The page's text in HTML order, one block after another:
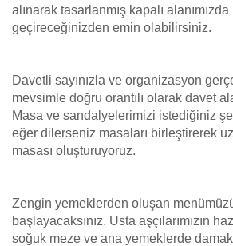
alınarak tasarlanmış kapalı
geçireceğinizden emin olabilirsiniz.
Davetli sayınızla ve organizasyon
mevsimle doğru orantılı olarak davet
Masa ve sandalyelerimizi istediğiniz
eğer dilerseniz masaları birleştirerek
masası oluşturuyoruz.
Zengin yemeklerden oluşan
başlayacaksınız. Usta aşçılarımızın
soğuk meze ve ana yemeklerde damak